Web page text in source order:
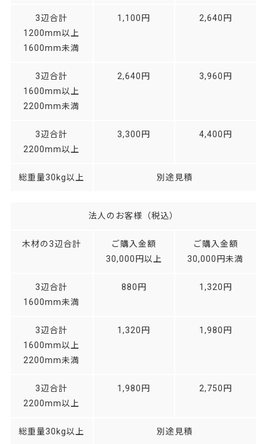
3辺合計
1200mm以上
1600mm未満
1,100円 2,640円
3辺合計
1600mm以上
2200mm未満
2,640円 3,960円
3辺合計
2200mm以上
3,300円 4,400円
総重量30kg以上 別途見積
法人のお客様（税込）
木材の3辺合計
ご購入金額
30,000円以上
ご購入金額
30,000円未満
3辺合計
1600mm未満
880円 1,320円
3辺合計
1600mm以上
2200mm未満
1,320円 1,980円
3辺合計
2200mm以上
1,980円 2,750円
総重量30kg以上 別途見積